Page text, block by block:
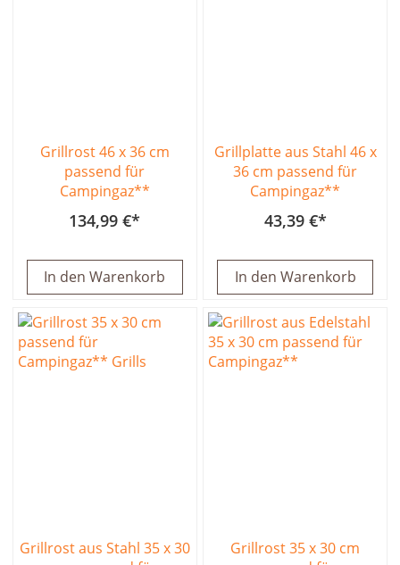
Grillrost 46 x 36 cm
passend für
Campingaz**
134,99 €
In den Warenkorb
Grillplatte aus Stahl 46 x
36 cm passend für
Campingaz**
43,39 €
In den Warenkorb
Grillrost aus Stahl 35 x 30
Grillrost 35 x 30 cm